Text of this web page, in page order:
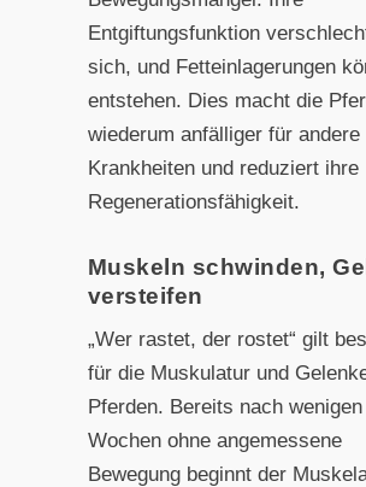
Entgiftungsfunktion
sich, und Fetteinlagerungen
entstehen. Dies macht die
wiederum anfälliger für andere
Krankheiten und reduziert ihre
Regenerationsfähigkeit.
Muskeln schwinden,
versteifen
„Wer rastet, der rostet“ gilt
für die Muskulatur und
Pferden. Bereits nach wenigen
Wochen ohne angemessene
Bewegung beginnt der